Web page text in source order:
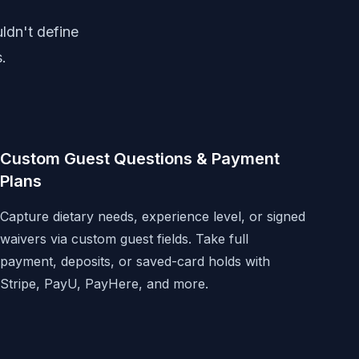
define
Custom Guest Questions & Payment
Plans
Capture dietary needs, experience level, or signed
waivers via custom guest fields. Take full
payment, deposits, or saved-card holds with
Stripe, PayU, PayHere, and more.